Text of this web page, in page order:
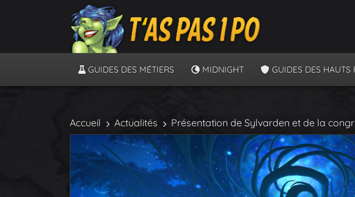
GUIDES DES MÉTIERS MIDNIGHT GUIDES DES HAUTS
Accueil Actualités Présentation de Sylvarden et de la